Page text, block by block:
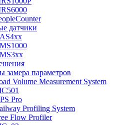
датчики
замера параметров
Volume Measurement System
Pro
Profiling System
Flow Profiler